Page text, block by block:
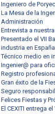
Ingeniero de
La Mesa de la
Administración
Entrevista a
Presentado el VII
industria en España
Técnico medio en
Ingenier@ para
Registro
Gran éxito de la
Seguro
Felices Fiestas y
El CEXITI entrega